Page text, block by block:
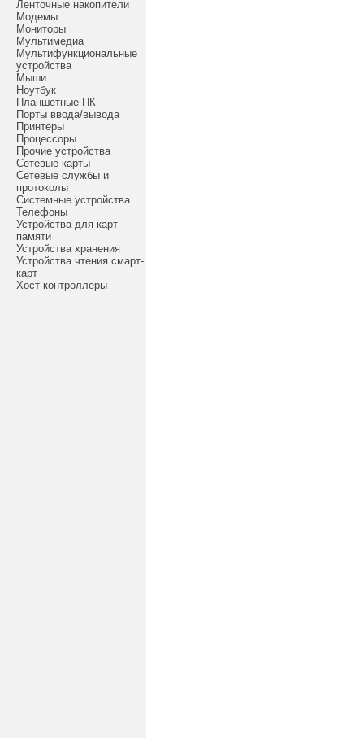
Ленточные накопители
Модемы
Мониторы
Мультимедиа
Мультифункциональные
устройства
Мыши
Ноутбук
Планшетные ПК
Порты ввода/вывода
Принтеры
Процессоры
Прочие устройства
Сетевые карты
Сетевые службы и
протоколы
Системные устройства
Телефоны
Устройства для карт
памяти
Устройства хранения
Устройства чтения смарт-
карт
Хост контроллеры